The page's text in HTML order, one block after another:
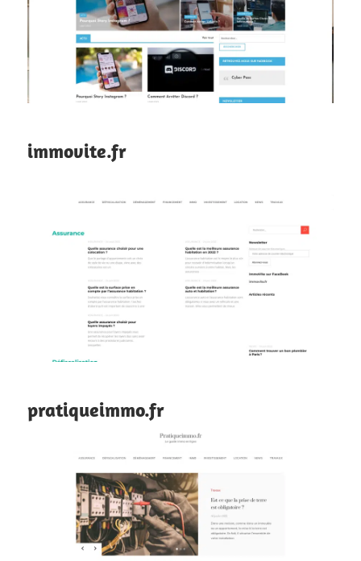
immovite.fr
pratiqueimmo.fr